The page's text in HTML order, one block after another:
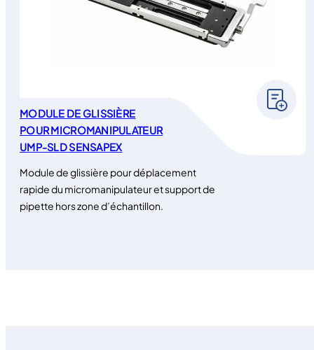
MODULE DE GLISSIÈRE
POUR MICROMANIPULATEUR
UMP-SLD SENSAPEX
Module de glissière pour déplacement
rapide du micromanipulateur et support de
pipette hors zone d’échantillon.